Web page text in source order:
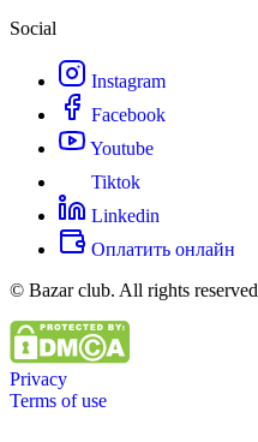
Social
Instagram
Facebook
Youtube
Tiktok
Linkedin
Оплатить онлайн
© Bazar club. All rights reserved
Privacy
Terms of use